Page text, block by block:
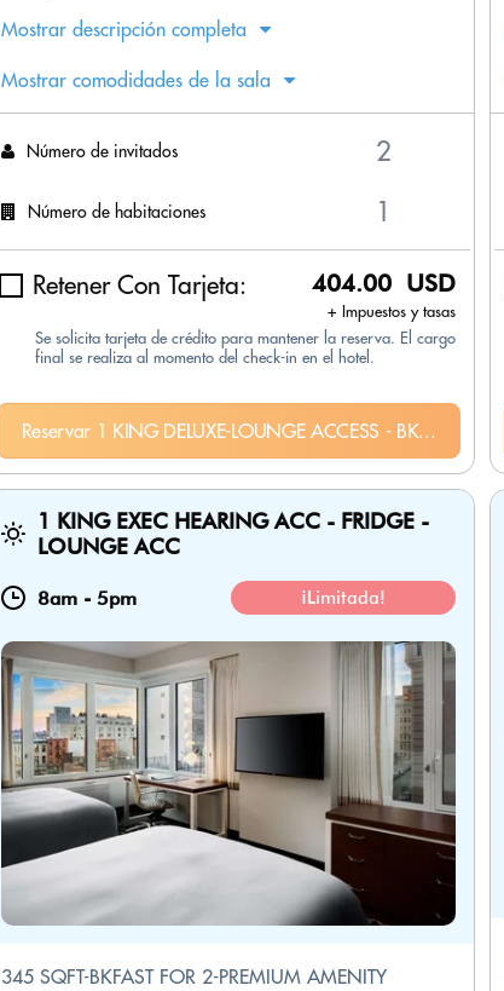
Mostrar descripción completa
Mostrar comodidades de la sala
Número de invitados
Número de habitaciones
Retener Con Tarjeta: 404.00 USD
+ Impuestos y tasas
Se solicita tarjeta de crédito para mantener la reserva. El cargo
final se realiza al momento del check-in en el hotel.
Reservar 1 KING DELUXE-LOUNGE ACCESS - BK...
1 KING EXEC HEARING ACC - FRIDGE -
LOUNGE ACC
8am - 5pm ¡Limitada!
345 SQFT-BKFAST FOR 2-PREMIUM AMENITY